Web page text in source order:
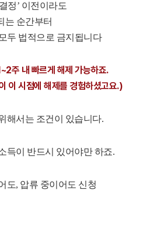
정’ 이전이라도
는 순간부터
두 법적으로 금지됩니다
주 내 빠르게 해제 가능하죠.
이 시점에 해제를 경험하셨고요.)
해서는 조건이 있습니다.
득이 반드시 있어야만 하죠.
도, 압류 중이어도 신청